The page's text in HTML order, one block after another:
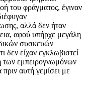
του φράγματος, έγιναν
αλλά δεν ήταν
αφού υπήρχε μεγάλη
συσκευών
δεν είχαν εγκλωβιστεί
των εμπειρογνωμόνων
αυτή γεμίσει με